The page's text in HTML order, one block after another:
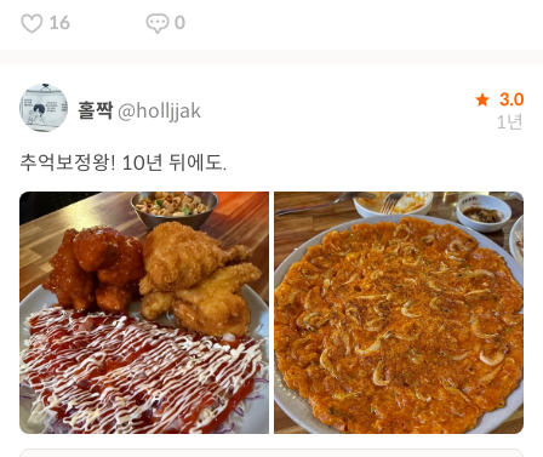
16 0
홀짝@holljjak 3.0
1년
추억보정왕! 10년 뒤에도.